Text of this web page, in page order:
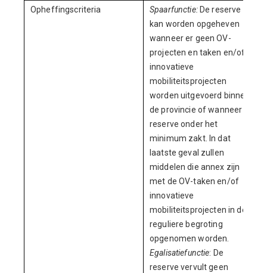
Opheffingscriteria
Spaarfunctie: De reserve
kan worden opgeheven
wanneer er geen OV-
projecten en taken en/of
innovatieve
mobiliteitsprojecten
worden uitgevoerd binnen
de provincie of wanneer de
reserve onder het
minimum zakt. In dat
laatste geval zullen
middelen die annex zijn
met de OV-taken en/of
innovatieve
mobiliteitsprojecten in de
reguliere begroting
opgenomen worden.
Egalisatiefunctie: De
reserve vervult geen